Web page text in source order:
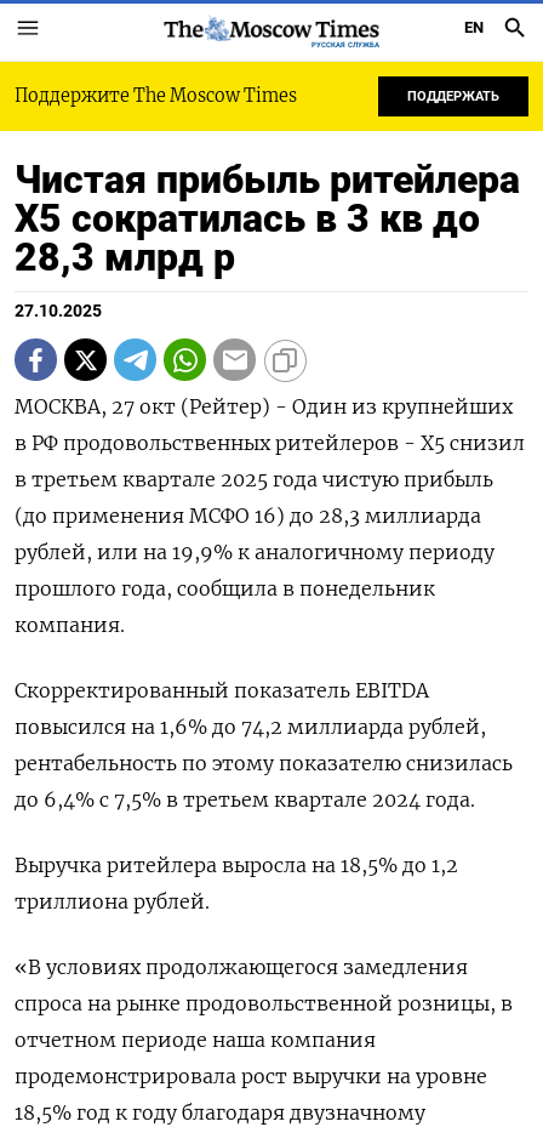
РУССКАЯ СЛУЖБА
EN
Поддержите The Moscow Times ПОДДЕРЖАТЬ
Чистая прибыль ритейлера
X5 сократилась в 3 кв до
28,3 млрд р
27.10.2025
МОСКВА, 27 окт (Рейтер) - Один из крупнейших
в РФ продовольственных ритейлеров - Х5 снизил
в третьем квартале 2025 года чистую прибыль
(до применения МСФО 16) до 28,3 миллиарда
рублей, или на 19,9% к аналогичному периоду
прошлого года, сообщила в понедельник
компания.
Скорректированный показатель EBITDA
повысился на 1,6% до 74,2 миллиарда рублей,
рентабельность по этому показателю снизилась
до 6,4% с 7,5% в третьем квартале 2024 года.
Выручка ритейлера выросла на 18,5% до 1,2
триллиона рублей.
«В условиях продолжающегося замедления
спроса на рынке продовольственной розницы, в
отчетном периоде наша компания
продемонстрировала рост выручки на уровне
18,5% год к году благодаря двузначному